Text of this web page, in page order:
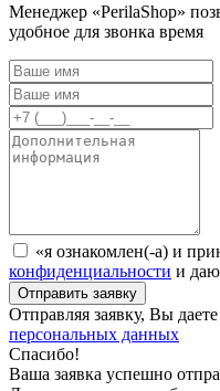
Менеджер «PerilaShop»
удобное для звонка время
«я ознакомлен(-а) и
конфиденциальности и даю
Отправляя заявку, Вы
персональных данных
Спасибо!
Ваша заявка успешно